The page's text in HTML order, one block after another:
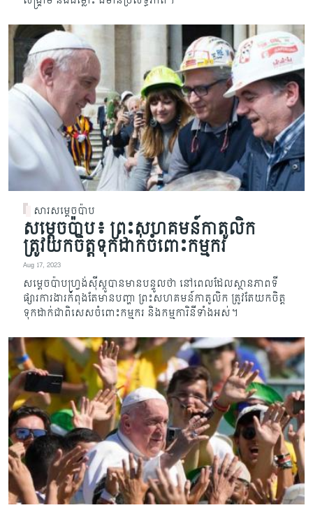
សារសម្តេចប៉ាប
សម្តេចប៉ាប៖ ព្រះសហគមន៍កាតូលិក
ត្រូវយកចិត្តទុកដាក់ចំពោះកម្មករ
Aug 17, 2023
សម្តេចប៉ាបហ្រ្វង់ស៊ីស្កូបានមានបន្ទូលថា នៅពេលដែលស្ថានភាពទី
ផ្សារការងារកំពុងតែមានប​ញ្ហា ព្រះសហគមន៍កាតូលិក ត្រូវតែយកចិត្ត
ទុកដាក់ជាពិសេសចំពោះកម្មករ និងកម្មការិនីទាំ​ងអស់។